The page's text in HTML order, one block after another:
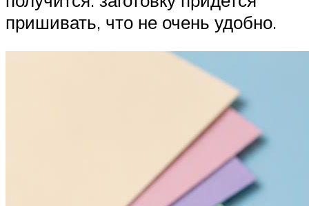
пришивать, что не очень удобно.